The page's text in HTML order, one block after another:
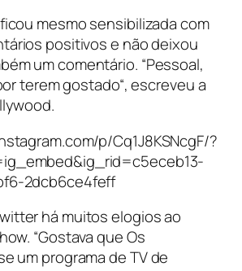
mesmo sensibilizada com
positivos e não deixou
um comentário. “Pessoal,
terem gostado“, escreveu a
p/Cq1J8KSNcgF/?
2dcb6ce4feff
há muitos elogios ao
“Gostava que Os
um programa de TV de